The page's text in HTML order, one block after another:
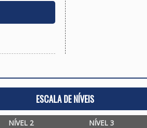
ESCALA DE NÍVEIS
NÍVEL 2 NÍVEL 3